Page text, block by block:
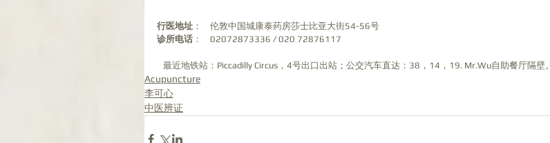
行医地址 ：    伦敦中国城康泰药房莎士比亚大街54-56号
诊所电话 ：    02072873336 / 020 72876117
   最近地铁站：Piccadilly Circus，4号出口出站；公交汽车直达：38，14，19. Mr.Wu自助餐厅隔壁。
Acupuncture
李可心
中医辨证